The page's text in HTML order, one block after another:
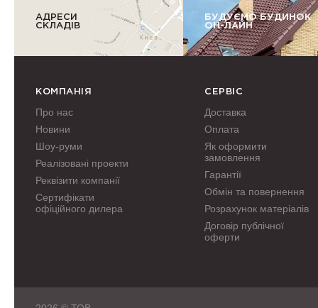
АДРЕСИ
СКЛАДІВ
БУДУЄМО БУДИНОК
ОН-ЛАЙН
КОМПАНІЯ
Про нас
Новини
Шоу-руми
Реалізовані проекти
Реквізити компанії
Сертифікати
офіційного дилера
СЕРВІС
Доставка
Оплата
Як оформити
замовлення
Гарантії
Обмін та повернення
Розрахунок матеріалів
Договір публічної
оферти